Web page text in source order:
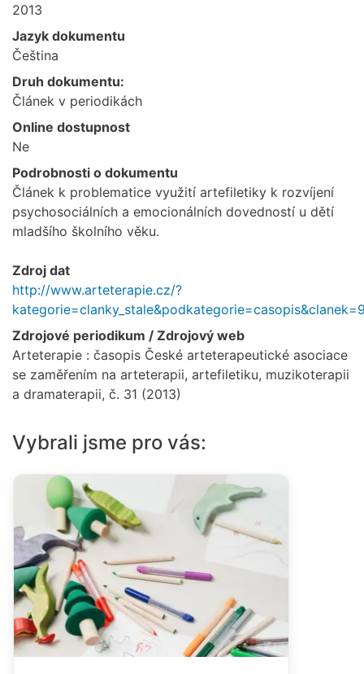
2013
Jazyk dokumentu
Čeština
Druh dokumentu:
Článek v periodikách
Online dostupnost
Ne
Podrobnosti o dokumentu
Článek k problematice využití artefiletiky k rozvíjení
psychosociálních a emocionálních dovedností u dětí
mladšího školního věku.
Zdroj dat
http://www.arteterapie.cz/?
Zdrojové periodikum / Zdrojový web
Arteterapie : časopis České arteterapeutické asociace
se zaměřením na arteterapii, artefiletiku, muzikoterapii
a dramaterapii, č. 31 (2013)
Vybrali jsme pro vás: